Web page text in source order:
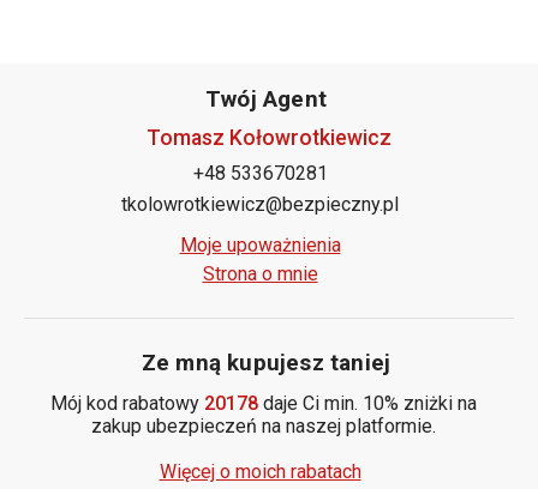
Twój Agent
Tomasz Kołowrotkiewicz
+48 533670281
tkolowrotkiewicz@bezpieczny.pl
Moje upoważnienia
Strona o mnie
Ze mną kupujesz taniej
Mój kod rabatowy 20178daje Ci min. 10% zniżki na
zakup ubezpieczeń na naszej platformie.
Więcej o moich rabatach